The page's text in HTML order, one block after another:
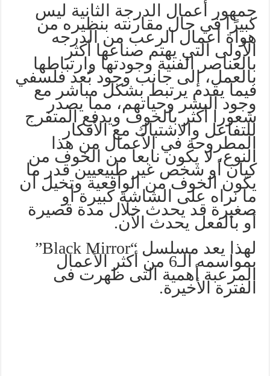
جمهور أعمال الدرجة الثانية ليس
كبيرًا في حال مقارنته بنظيره من
هواة أعمال الرعب من الدرجه
الأولى التي يهتم صناعها أكثر
بالعناصر الفنية وجودتها وارتباطها
بالعمل، إلى جانب وجود بُعد فلسفي
فيما يقدم يرتبط بشكل مباشر مع
وجود البشر وحياتهم، مما يصدر
شعورا أكثر بالخوف ويدفع المتفرج
للتفاعل والاشتباك مع الأفكار
المطروحة في الأعمال من هذا
النوع، لا يكون نابعا من الخوف من
كيان أو شخص غير طبيعيين قدر ما
يكون الخوف من الواقعية وتخيل أن
ما نراه على الشاشة كبيرة أو
صغيرة قد يحدث خلال مدة قصيرة
أو بالفعل يحدث الآن.
لهذا يعد مسلسل “Black Mirror”
بمواسمه الـ6 من أكثر الأعمال
المرعبة أهمية التى ظهرت فى
الفترة الأخيرة.